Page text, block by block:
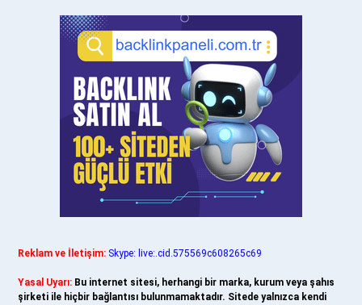
Reklam ve İletişim: Skype: live:.cid.575569c608265c69
Yasal Uyarı: Bu internet sitesi, herhangi bir marka, kurum veya şahıs
şirketi ile hiçbir bağlantısı bulunmamaktadır. Sitede yalnızca kendi